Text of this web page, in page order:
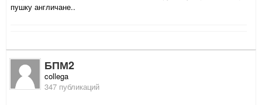
пушку англичане..
БПМ2
collega
347 публикаций